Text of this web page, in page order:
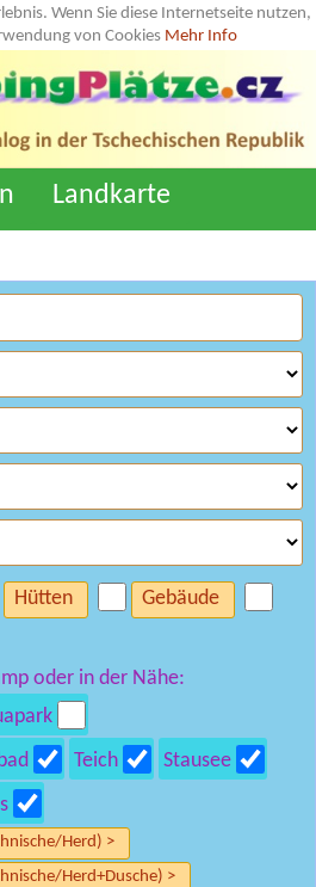
Wenn Sie diese Internetseite nutzen,
von Cookies Mehr Info
Landkarte
Hütten
Gebäude
oder in der Nähe:
Teich
Stausee
Herd) >
Herd+Dusche) >